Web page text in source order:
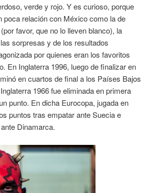
verde y rojo. Y es curioso, porque
poca relación con México como la de
favor, que no lo lleven blanco), la
sorpresas y de los resultados
por quienes eran los favoritos
En Inglaterra 1996, luego de finalizar en
en cuartos de final a los Países Bajos
1966 fue eliminada en primera
punto. En dicha Eurocopa, jugada en
puntos tras empatar ante Suecia e
Dinamarca.